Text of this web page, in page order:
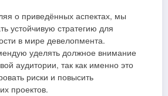
о приведённых аспектах, мы
устойчивую стратегию для
в мире девелопмента.
уделять должное внимание
аудитории, так как именно это
риски и повысить
проектов.